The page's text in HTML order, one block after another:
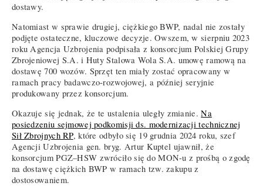
dostawy.
Natomiast w sprawie drugiej, ciężkiego BWP, nadal nie zostały
podjęte ostateczne, kluczowe decyzje. Owszem, w sierpniu 2023
roku Agencja Uzbrojenia podpisała z konsorcjum Polskiej Grupy
Zbrojeniowej S.A. i Huty Stalowa Wola S.A. umowę ramową na
dostawę 700 wozów. Sprzęt ten miały zostać opracowany w
ramach pracy badawczo-rozwojowej, a później seryjnie
produkowany przez konsorcjum.
Okazuje się jednak, że te ustalenia uległy zmianie.Na
posiedzeniu sejmowej podkomisji ds. modernizacji technicznej
Sił Zbrojnych RP, które odbyło się 19 grudnia 2024 roku, szef
Agencji Uzbrojenia gen. bryg. Artur Kuptel ujawnił, że
konsorcjum PGZ–HSW zwróciło się do MON-u z prośbą o zgodę
na dostawę ciężkich BWP w ramach tzw. zakupu z
dostosowaniem.